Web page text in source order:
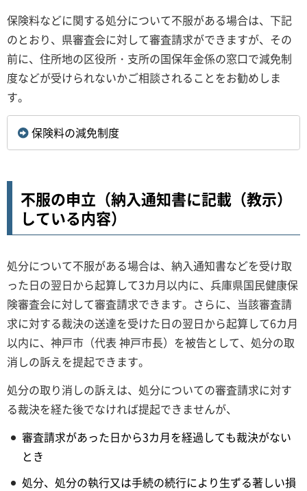
保険料などに関する処分について不服がある場合は、下記
のとおり、県審査会に対して審査請求ができますが、その
前に、住所地の区役所・支所の国保年金係の窓口で減免制
度などが受けられないかご相談されることをお勧めしま
す。
保険料の減免制度
不服の申立（納入通知書に記載（教示）
している内容）
処分について不服がある場合は、納入通知書などを受け取
った日の翌日から起算して3カ月以内に、兵庫県国民健康保
険審査会に対して審査請求できます。さらに、当該審査請
求に対する裁決の送達を受けた日の翌日から起算して6カ月
以内に、神戸市（代表 神戸市長）を被告として、処分の取
消しの訴えを提起できます。
処分の取り消しの訴えは、処分についての審査請求に対す
る裁決を経た後でなければ提起できませんが、
審査請求があった日から3カ月を経過しても裁決がない
とき
処分、処分の執行又は手続の続行により生ずる著しい損